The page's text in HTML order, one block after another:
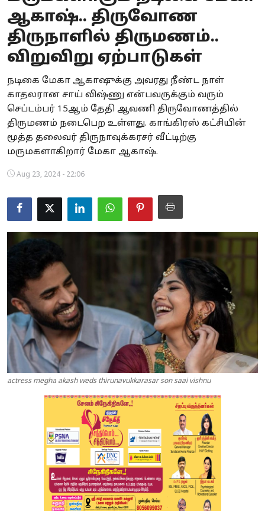
Business
Crime
National
World
Astrology
Spirituality
Weather
ஆகாஷ்.. திருவோண
திருநாளில் திருமணம்..
விறுவிறு ஏற்பாடுகள்
நடிகை மேகா ஆகாஷுக்கு அவரது நீண்ட நாள்
காதலரான சாய் விஷ்ணு என்பவருக்கும் வரும்
செப்டம்பர் 15ஆம் தேதி ஆவணி திருவோணத்தில்
திருமணம் நடைபெற உள்ளது. காங்கிரஸ் கட்சியின்
மூத்த தலைவர் திருநாவுக்கரசர் வீட்டிற்கு
மருமகளாகிறார் மேகா ஆகாஷ்.
Aug 23, 2024 - 22:06
actress megha akash weds thirunavukkarasar son saai vishnu